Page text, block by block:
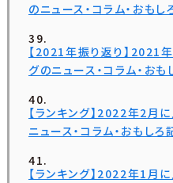
のニュース・コラム・おもし
【2021年振り返り】2021
グのニュース・コラム・おも
【ランキング】2022年2月
ニュース・コラム・おもしろ
【ランキング】2022年1月